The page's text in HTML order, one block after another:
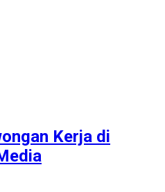
Kerja di